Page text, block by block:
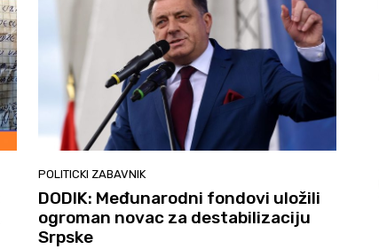
POLITICKI ZABAVNIK
DODIK: Međunarodni fondovi uložili
ogroman novac za destabilizaciju
Srpske